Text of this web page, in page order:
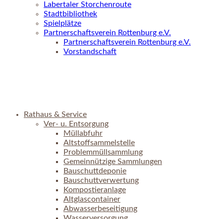
Labertaler Storchenroute
Stadtbibliothek
Spielplätze
Partnerschaftsverein Rottenburg e.V.
Partnerschaftsverein Rottenburg e.V.
Vorstandschaft
Rathaus & Service
Ver- u. Entsorgung
Müllabfuhr
Altstoffsammelstelle
Problemmüllsammlung
Gemeinnützige Sammlungen
Bauschuttdeponie
Bauschuttverwertung
Kompostieranlage
Altglascontainer
Abwasserbeseitigung